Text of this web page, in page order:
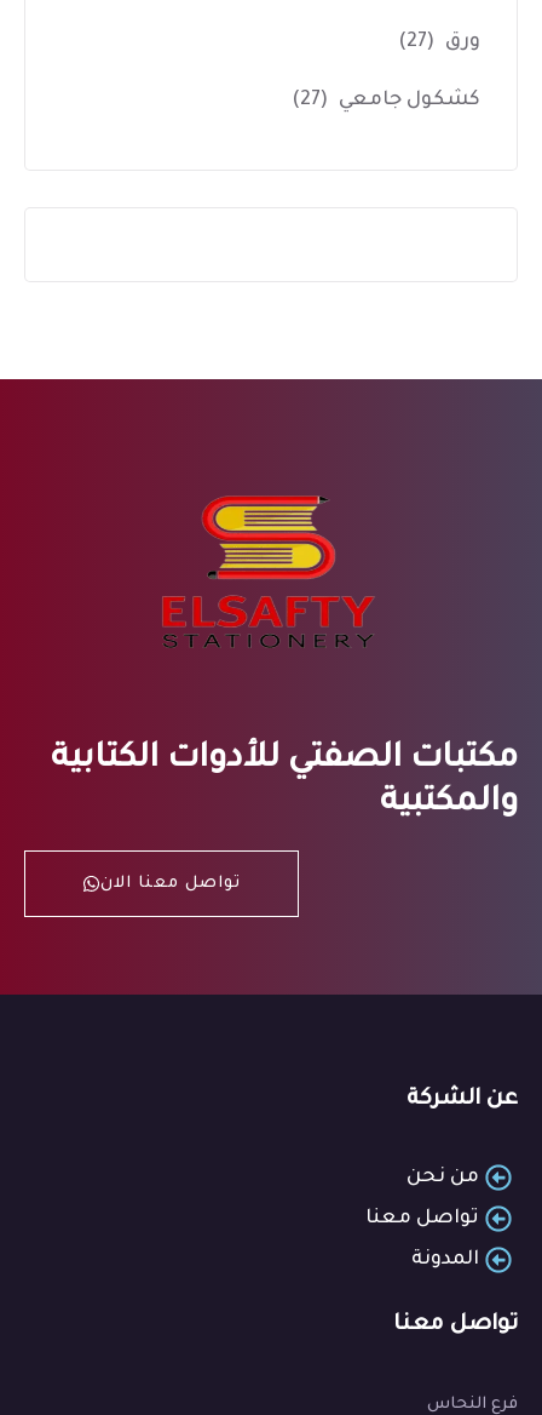
ورق (27)
كشكول جامعي (27)
مكتبات الصفتي للأدوات الكتابية
والمكتبية
تواصل معنا الان
عن الشركة
من نحن
تواصل معنا
المدونة
تواصل معنا
فرع النحاس